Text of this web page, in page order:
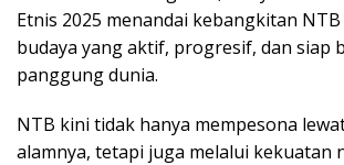
Etnis 2025 menandai kebangkitan
budaya yang aktif, progresif, dan siap
panggung dunia.
NTB kini tidak hanya mempesona
alamnya, tetapi juga melalui kekuatan